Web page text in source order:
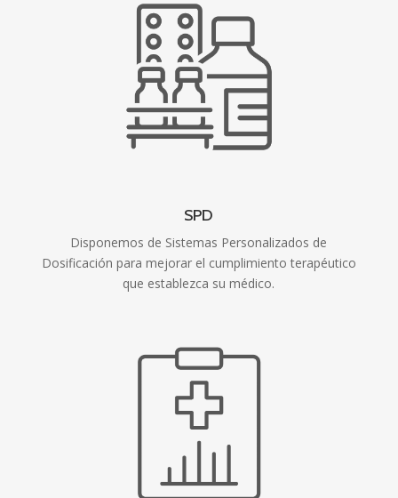
SPD
Disponemos de Sistemas Personalizados de
Dosificación para mejorar el cumplimiento terapéutico
que establezca su médico.